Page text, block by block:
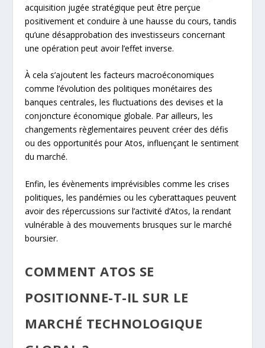
acquisition jugée stratégique peut être perçue
positivement et conduire à une hausse du cours, tandis
qu’une désapprobation des investisseurs concernant
une opération peut avoir l’effet inverse.
À cela s’ajoutent les facteurs macroéconomiques
comme l’évolution des politiques monétaires des
banques centrales, les fluctuations des devises et la
conjoncture économique globale. Par ailleurs, les
changements règlementaires peuvent créer des défis
ou des opportunités pour Atos, influençant le sentiment
du marché.
Enfin, les évènements imprévisibles comme les crises
politiques, les pandémies ou les cyberattaques peuvent
avoir des répercussions sur l’activité d’Atos, la rendant
vulnérable à des mouvements brusques sur le marché
boursier.
COMMENT ATOS SE
POSITIONNE-T-IL SUR LE
MARCHÉ TECHNOLOGIQUE